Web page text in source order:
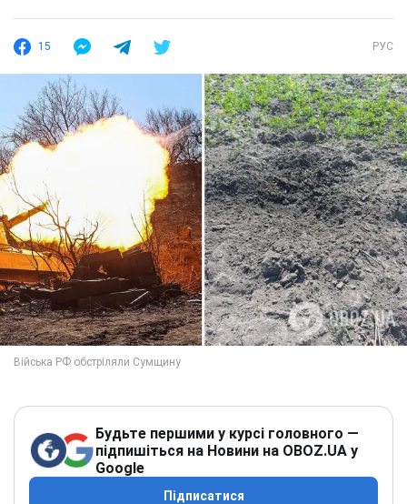
15 РУС
Будьте першими у курсі головного —
підпишіться на Новини на OBOZ.UA у
Google
Підписатися